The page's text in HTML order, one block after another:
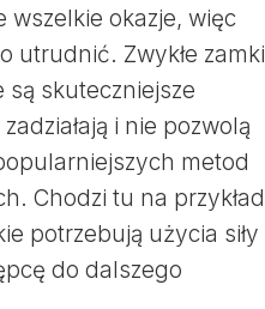
okazje, więc
utrudnić. Zwykłe zamki
są skuteczniejsze
i nie pozwolą
metod
Chodzi tu na przykład
potrzebują użycia siły
do dalszego